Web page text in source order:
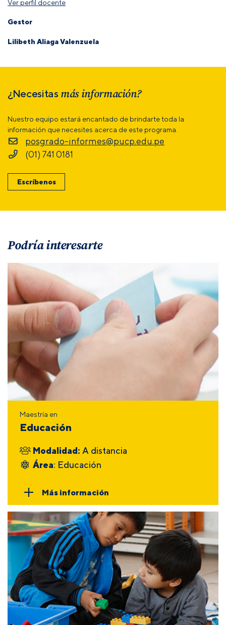
Ver perfil docente
Gestor
Lilibeth Aliaga Valenzuela
¿Necesitas más información?
Nuestro equipo estará encantado de brindarte toda la
información que necesites acerca de este programa.
posgrado-informes@pucp.edu.pe
(01) 741 0181
Escríbenos
Podría interesarte
Maestría en
Educación
Modalidad: A distancia
Área: Educación
Más información